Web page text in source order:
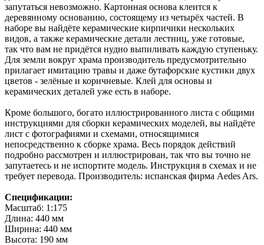
запутаться невозможно. Картонная основа клеится к
деревянному основанию, состоящему из четырёх частей. В
наборе вы найдёте керамические кирпичики нескольких
видов, а также керамические детали лестниц, уже готовые,
так что вам не придётся нудно выпиливать каждую ступеньку.
Для земли вокруг храма производитель предусмотрительно
прилагает имитацию травы и даже бутафорские кустики двух
цветов - зелёные и коричневые. Клей для основы и
керамических деталей уже есть в наборе.
Кроме большого, богато иллюстрированного листа с общими
инструкциями для сборки керамических моделей, вы найдёте
лист с фотографиями и схемами, относящимися
непосредственно к сборке храма. Весь порядок действий
подробно рассмотрен и иллюстрирован, так что вы точно не
запутаетесь и не испортите модель. Инструкция в схемах и не
требует перевода. Производитель: испанская фирма Aedes Ars.
Спецификации:
Масштаб: 1:175
Длина: 440 мм
Ширина: 440 мм
Высота: 190 мм